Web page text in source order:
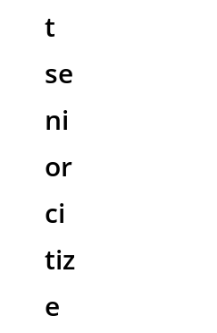
t
se
ni
or
ci
tiz
e